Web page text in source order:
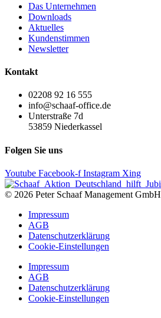
Das Unternehmen
Downloads
Aktuelles
Kundenstimmen
Newsletter
Kontakt
02208 92 16 555
info@schaaf-office.de
Unterstraße 7d
53859 Niederkassel
Folgen Sie uns
Youtube Facebook-f Instagram Xing
© 2026 Peter Schaaf Management GmbH
Impressum
AGB
Datenschutzerklärung
Cookie-Einstellungen
Impressum
AGB
Datenschutzerklärung
Cookie-Einstellungen